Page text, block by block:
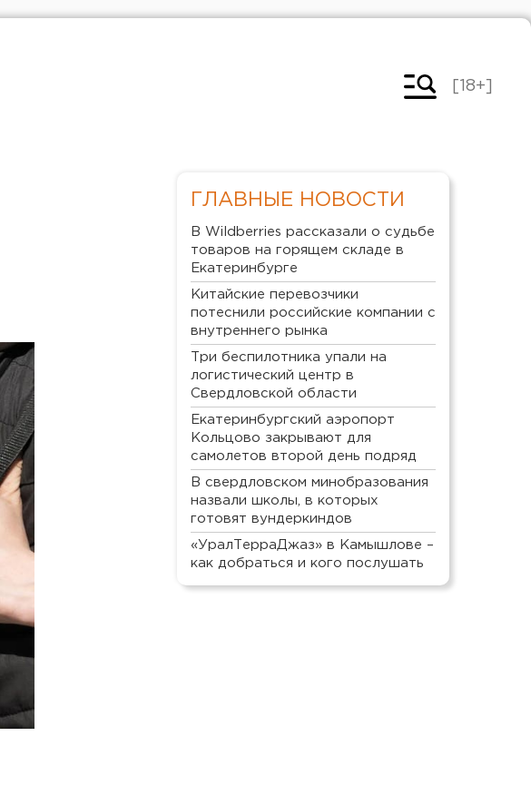
[18+]
ГЛАВНЫЕ НОВОСТИ
В Wildberries рассказали о судьбе
товаров на горящем складе в
Екатеринбурге
Китайские перевозчики
потеснили российские компании с
внутреннего рынка
Три беспилотника упали на
логистический центр в
Свердловской области
Екатеринбургский аэропорт
Кольцово закрывают для
самолетов второй день подряд
В свердловском минобразования
назвали школы, в которых
готовят вундеркиндов
«УралТерраДжаз» в Камышлове –
как добраться и кого послушать